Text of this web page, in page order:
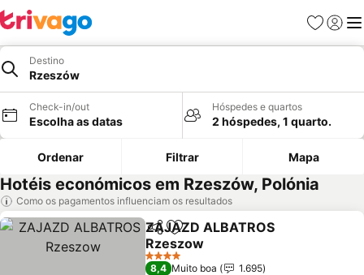
Favoritos
Iniciar
Destino
Rzeszów
Check-in/out
Escolha as datas
Hóspedes e quartos
2 hóspedes, 1 quarto.
Ordenar Filtrar Mapa
Hotéis económicos em Rzeszów, Polónia
Como os pagamentos influenciam os resultados
PartilharAdicionar aos favoritos
ZAJAZD ALBATROS
Rzeszow
Ver preços
4 Estrelas
8,4 Muito boa
1.695